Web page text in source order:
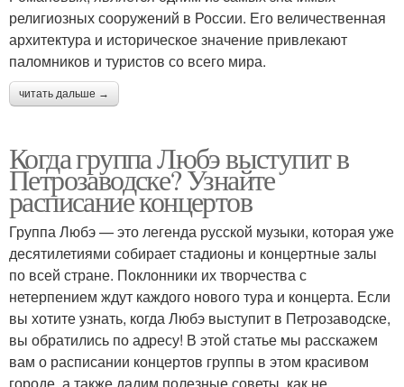
религиозных сооружений в России. Его величественная
архитектура и историческое значение привлекают
паломников и туристов со всего мира.
читать дальше →
Когда группа Любэ выступит в
Петрозаводске? Узнайте
расписание концертов
Группа Любэ — это легенда русской музыки, которая уже
десятилетиями собирает стадионы и концертные залы
по всей стране. Поклонники их творчества с
нетерпением ждут каждого нового тура и концерта. Если
вы хотите узнать, когда Любэ выступит в Петрозаводске,
вы обратились по адресу! В этой статье мы расскажем
вам о расписании концертов группы в этом красивом
городе, а также дадим полезные советы, как не